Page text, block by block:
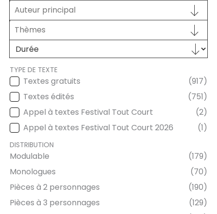
AUTEUR PRINCIPAL
Auteur principal
Auteur principal
THÈMES
Sélectionnez le contenu
Sélectionnez le contenu
DURÉE
Sélectionnez le contenu
TYPE DE TEXTE
TYPE DE TEXTE
Textes gratuits
(917)
Textes édités
(751)
Appel à textes Festival Tout Court
(2)
Appel à textes Festival Tout Court 2026
(1)
DISTRIBUTION
Modulable
(179)
Monologues
(70)
Pièces à 2 personnages
(190)
Pièces à 3 personnages
(129)